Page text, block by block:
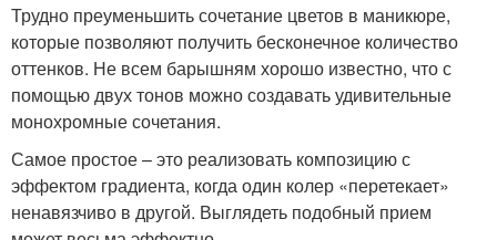
Трудно преуменьшить сочетание цветов в маникюре,
которые позволяют получить бесконечное количество
оттенков. Не всем барышням хорошо известно, что с
помощью двух тонов можно создавать удивительные
монохромные сочетания.
Самое простое – это реализовать композицию с
эффектом градиента, когда один колер «перетекает»
ненавязчиво в другой. Выглядеть подобный прием